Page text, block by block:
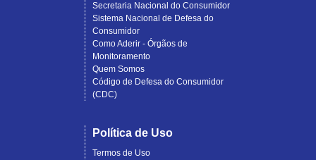
Secretaria Nacional do Consumidor
Sistema Nacional de Defesa do
Consumidor
Como Aderir - Órgãos de
Monitoramento
Quem Somos
Código de Defesa do Consumidor
(CDC)
Política de Uso
Termos de Uso